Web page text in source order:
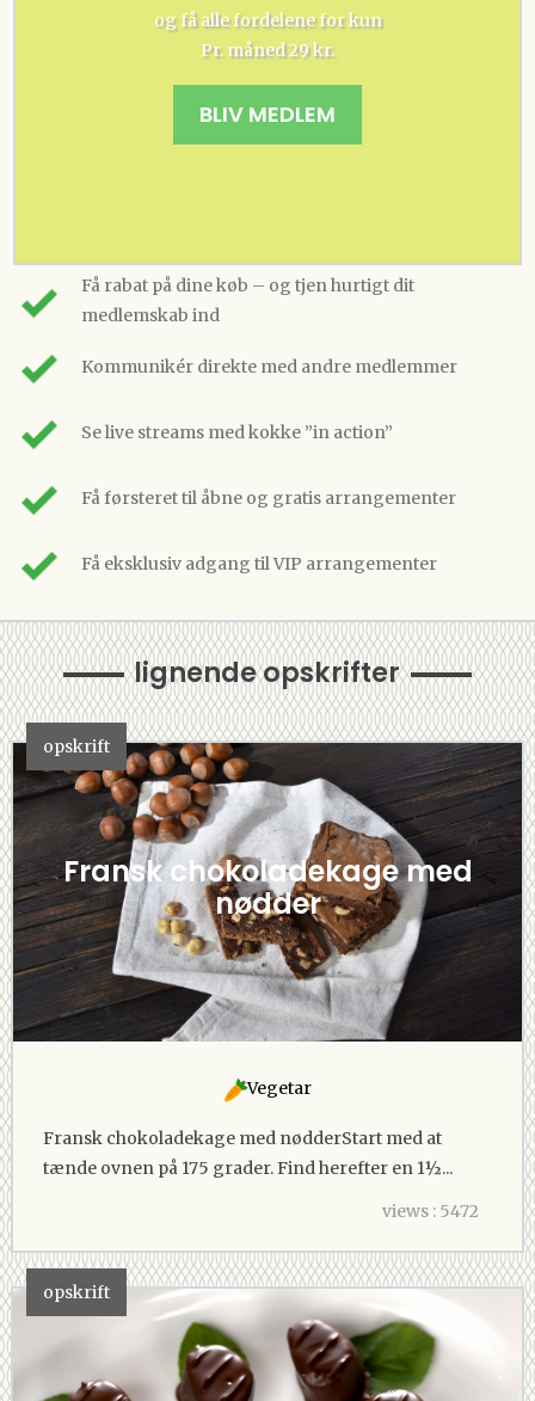
og få alle fordelene for kun
Pr. måned 29 kr.
BLIV MEDLEM
Få rabat på dine køb – og tjen hurtigt dit
medlemskab ind
Kommunikér direkte med andre medlemmer
Se live streams med kokke ”in action”
Få førsteret til åbne og gratis arrangementer
Få eksklusiv adgang til VIP arrangementer
lignende opskrifter
opskrift
Fransk chokoladekage med
nødder
Vegetar
Fransk chokoladekage med nødderStart med at
tænde ovnen på 175 grader. Find herefter en 1½...
views : 5472
opskrift